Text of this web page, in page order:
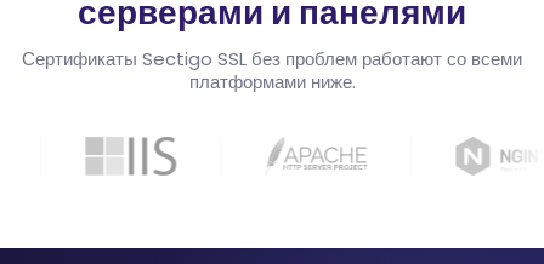
серверами и панелями
Сертификаты Sectigo SSL без проблем работают со всеми
платформами ниже.